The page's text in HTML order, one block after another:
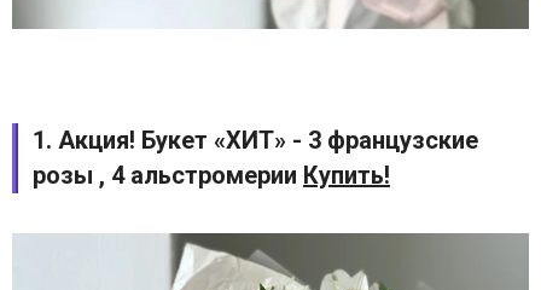
1. Акция! Букет «ХИТ» - 3 французские
розы , 4 альстромерии Купить!